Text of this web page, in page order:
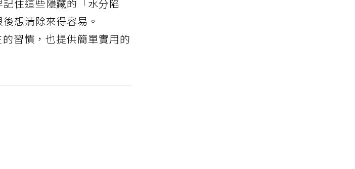
住這些隱藏的「水分陷
想清除來得容易。
習慣，也提供簡單實用的